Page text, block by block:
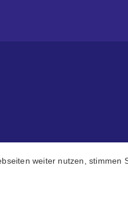
weiter nutzen, stimmen